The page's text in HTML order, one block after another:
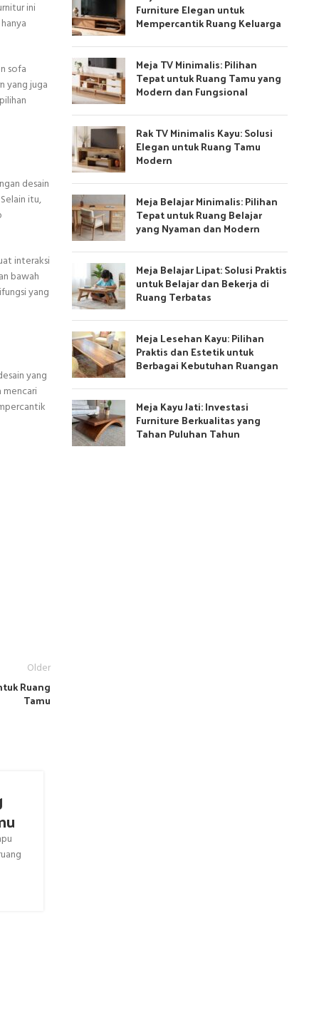
ini
sofa
yang juga
desain
itu,
interaksi
bawah
yang
yang
mencari
Older
Ruang
Tamu
Furniture Elegan untuk
Mempercantik Ruang Keluarga
Meja TV Minimalis: Pilihan
Tepat untuk Ruang Tamu yang
Modern dan Fungsional
Rak TV Minimalis Kayu: Solusi
Elegan untuk Ruang Tamu
Modern
Meja Belajar Minimalis: Pilihan
Tepat untuk Ruang Belajar
yang Nyaman dan Modern
Meja Belajar Lipat: Solusi Praktis
untuk Belajar dan Bekerja di
Ruang Terbatas
Meja Lesehan Kayu: Pilihan
Praktis dan Estetik untuk
Berbagai Kebutuhan Ruangan
Meja Kayu Jati: Investasi
Furniture Berkualitas yang
Tahan Puluhan Tahun